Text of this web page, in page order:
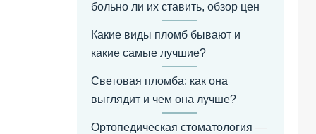
больно ли их ставить, обзор цен
Какие виды пломб бывают и
какие самые лучшие?
Световая пломба: как она
выглядит и чем она лучше?
Ортопедическая стоматология —